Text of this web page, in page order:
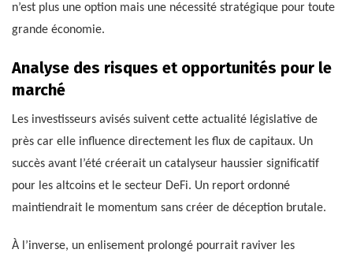
n’est plus une option mais une nécessité stratégique pour toute
grande économie.
Analyse des risques et opportunités pour le
marché
Les investisseurs avisés suivent cette actualité législative de
près car elle influence directement les flux de capitaux. Un
succès avant l’été créerait un catalyseur haussier significatif
pour les altcoins et le secteur DeFi. Un report ordonné
maintiendrait le momentum sans créer de déception brutale.
À l’inverse, un enlisement prolongé pourrait raviver les